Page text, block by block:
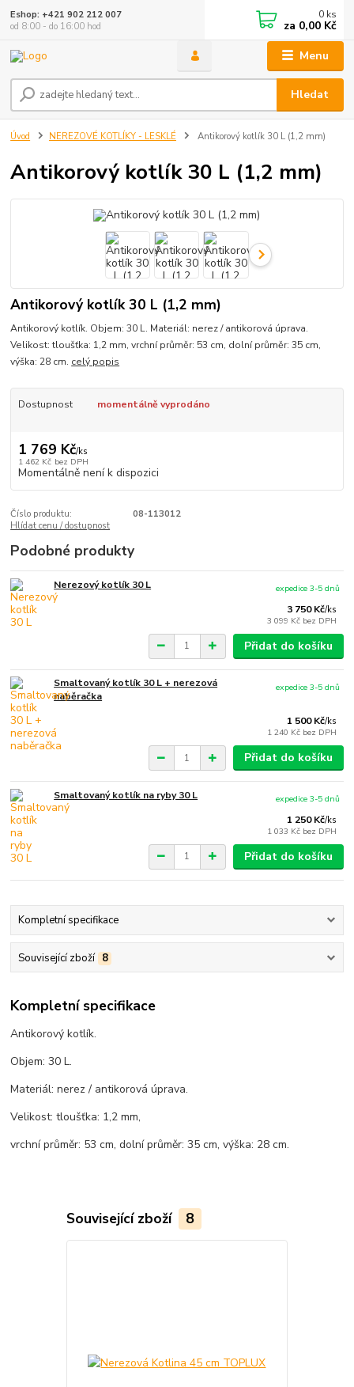
Menu
Hledat
Eshop: +421 902 212 007
od 8:00 - do 16:00 hod
0 ks
za 0,00 Kč
Úvod NEREZOVÉ KOTLÍKY - LESKLÉ Antikorový kotlík 30 L (1,2 mm)
Antikorový kotlík 30 L (1,2 mm)
Antikorový kotlík 30 L (1,2 mm)
Antikorový kotlík. Objem: 30 L. Materiál: nerez / antikorová úprava.
Velikost: tloušťka: 1,2 mm, vrchní průměr: 53 cm, dolní průměr: 35 cm,
výška: 28 cm. celý popis
Dostupnost momentálně vyprodáno
1 769 Kč/ks
1 462 Kč bez DPH
Momentálně není k dispozici
Číslo produktu:
08-113012
Hlídat cenu / dostupnost
Podobné produkty
Nerezový kotlík 30 L
3 750 Kč/ks
3 099 Kč bez DPH
expedice 3-5 dnů
Přidat do košíku
Smaltovaný kotlík 30 L + nerezová
naběračka
1 500 Kč/ks
1 240 Kč bez DPH
expedice 3-5 dnů
Přidat do košíku
Smaltovaný kotlík na ryby 30 L
1 250 Kč/ks
1 033 Kč bez DPH
expedice 3-5 dnů
Přidat do košíku
Kompletní specifikace
Související zboží 8
Kompletní specifikace
Antikorový kotlík.
Objem: 30 L.
Materiál: nerez / antikorová úprava.
Velikost: tloušťka: 1,2 mm,
vrchní průměr: 53 cm, dolní průměr: 35 cm, výška: 28 cm.
Související zboží 8